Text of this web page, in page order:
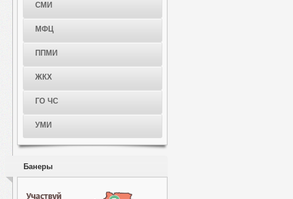
СМИ
МФЦ
ППМИ
ЖКХ
ГО ЧС
УМИ
Банеры